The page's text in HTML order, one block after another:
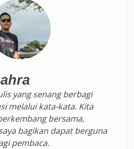
yang senang berbagi
melalui kata-kata. Kita
bersama,
bagikan dapat berguna
pembaca.